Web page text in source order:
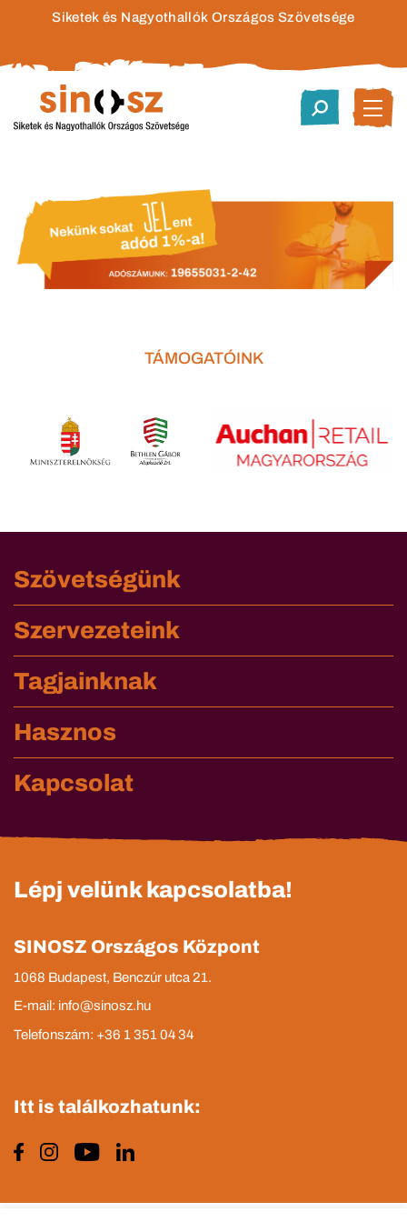
Siketek és Nagyothallók Országos Szövetsége
TÁMOGATÓINK
Szövetségünk
Szervezeteink
Tagjainknak
Hasznos
Kapcsolat
Lépj velünk kapcsolatba!
SINOSZ Országos Központ
1068 Budapest, Benczúr utca 21.
E-mail: info@sinosz.hu
Telefonszám: +36 1 351 04 34
Itt is találkozhatunk: